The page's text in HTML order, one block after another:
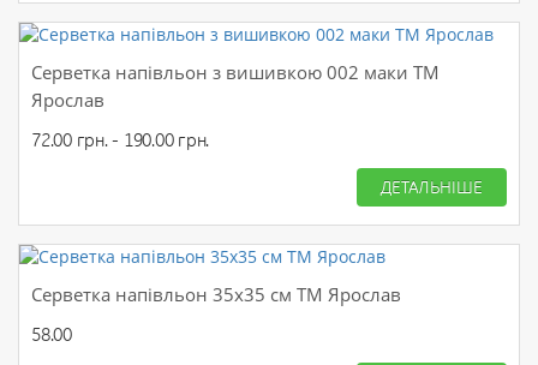
Серветка напівльон з вишивкою 002 маки ТМ
Ярослав
72.00 грн. - 190.00 грн.
ДЕТАЛЬНІШЕ
Серветка напівльон 35х35 см ТМ Ярослав
58.00